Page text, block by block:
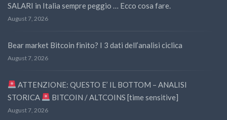
SALARI in Italia sempre peggio … Ecco cosa fare.
August 7, 2026
Bear market Bitcoin finito? I 3 dati dell’analisi ciclica
August 7, 2026
ATTENZIONE: QUESTO E’ IL BOTTOM – ANALISI
STORICA
BITCOIN / ALTCOINS [time sensitive]
August 7, 2026